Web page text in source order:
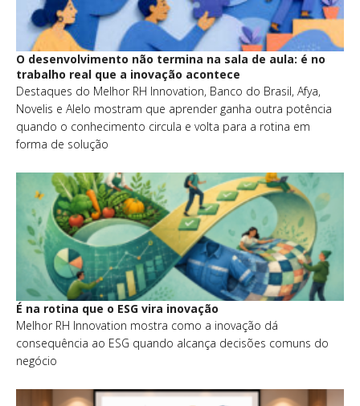
O desenvolvimento não termina na sala de aula: é no
trabalho real que a inovação acontece
Destaques do Melhor RH Innovation, Banco do Brasil, Afya,
Novelis e Alelo mostram que aprender ganha outra potência
quando o conhecimento circula e volta para a rotina em
forma de solução
É na rotina que o ESG vira inovação
Melhor RH Innovation mostra como a inovação dá
consequência ao ESG quando alcança decisões comuns do
negócio